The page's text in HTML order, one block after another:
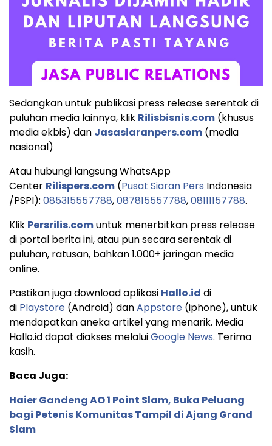
Sedangkan untuk publikasi press release serentak di
puluhan media lainnya, klik Rilisbisnis.com (khusus
media ekbis) dan Jasasiaranpers.com (media
nasional)
Atau hubungi langsung WhatsApp
Center Rilispers.com (Pusat Siaran Pers Indonesia
/PSPI): 085315557788,087815557788,08111157788.
Klik Persrilis.comuntuk menerbitkan press release
di portal berita ini, atau pun secara serentak di
puluhan, ratusan, bahkan 1.000+ jaringan media
online.
Pastikan juga download aplikasi Hallo.id di
di Playstore (Android) danAppstore (iphone), untuk
mendapatkan aneka artikel yang menarik. Media
Hallo.id dapat diakses melaluiGoogle News. Terima
kasih.
Baca Juga:
Haier Gandeng AO 1 Point Slam, Buka Peluang
bagi Petenis Komunitas Tampil di Ajang Grand
Slam